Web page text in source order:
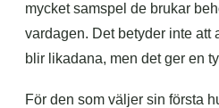
mycket samspel de brukar
vardagen. Det betyder inte att
blir likadana, men det ger en
För den som väljer sin första